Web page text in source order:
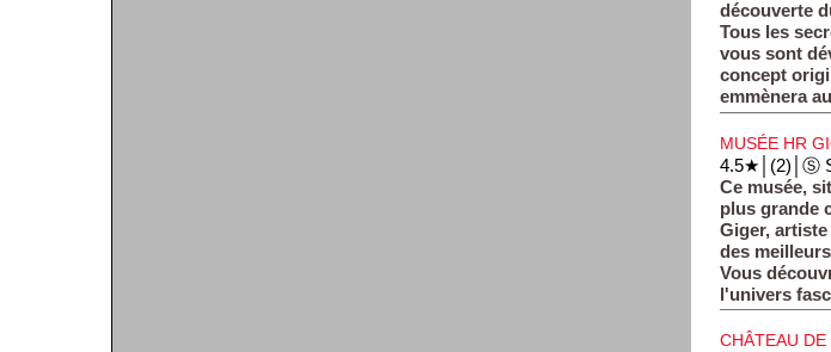
découverte
Tous les
vous sont
concept
emmènera
MUSÉE HR
4.5★│(2)│Ⓢ
Ce musée,
plus grande
Giger, artiste
des
Vous
l'univers
film, des
CHÂTEAU